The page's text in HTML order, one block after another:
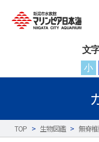
文
小
TOP > 生物図鑑 > 無脊